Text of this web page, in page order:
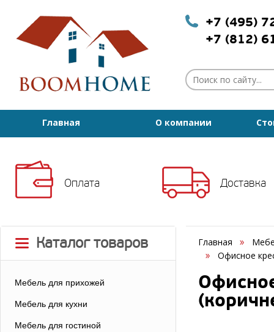
+7 (495)
+7 (812)
Главная О компании
Оплата Доставка
Каталог товаров
Мебель для прихожей
Мебель для кухни
Мебель для гостиной
Главная
Офисное